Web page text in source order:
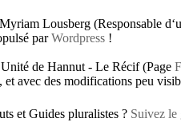
Lousberg (Responsable
parWordpress !
de Hannut - Le Récif (Page
, et avec des modifications peu
et Guides pluralistes ? Suivez le